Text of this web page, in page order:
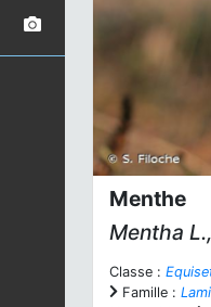
Menthe
Mentha
Classe :
Famille :